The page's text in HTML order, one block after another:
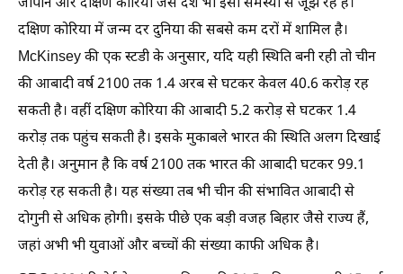
जापान और दक्षिण कोरिया जैसे देश भी इसी समस्या से जूझ रहे हैं।
दक्षिण कोरिया में जन्म दर दुनिया की सबसे कम दरों में शामिल है।
McKinsey की एक स्टडी के अनुसार, यदि यही स्थिति बनी रही तो चीन
की आबादी वर्ष 2100 तक 1.4 अरब से घटकर केवल 40.6 करोड़ रह
सकती है। वहीं दक्षिण कोरिया की आबादी 5.2 करोड़ से घटकर 1.4
करोड़ तक पहुंच सकती है। इसके मुकाबले भारत की स्थिति अलग दिखाई
देती है। अनुमान है कि वर्ष 2100 तक भारत की आबादी घटकर 99.1
करोड़ रह सकती है। यह संख्या तब भी चीन की संभावित आबादी से
दोगुनी से अधिक होगी। इसके पीछे एक बड़ी वजह बिहार जैसे राज्य हैं,
जहां अभी भी युवाओं और बच्चों की संख्या काफी अधिक है।